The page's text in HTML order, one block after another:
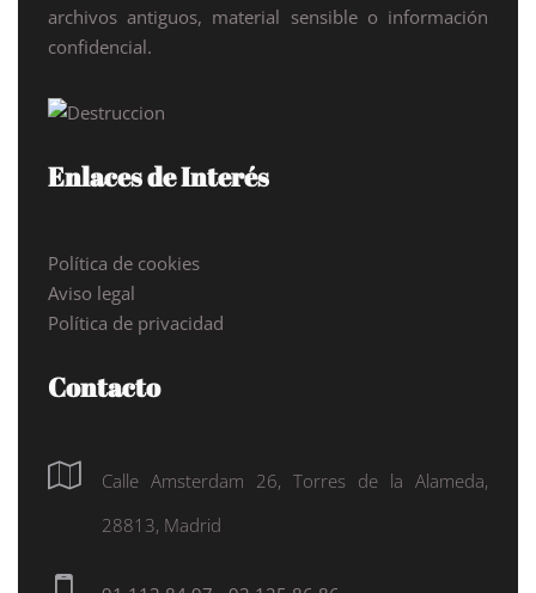
archivos antiguos, material sensible o información
confidencial.
Enlaces de Interés
Política de cookies
Aviso legal
Política de privacidad
Contacto
Calle Amsterdam 26, Torres de la Alameda,
28813, Madrid